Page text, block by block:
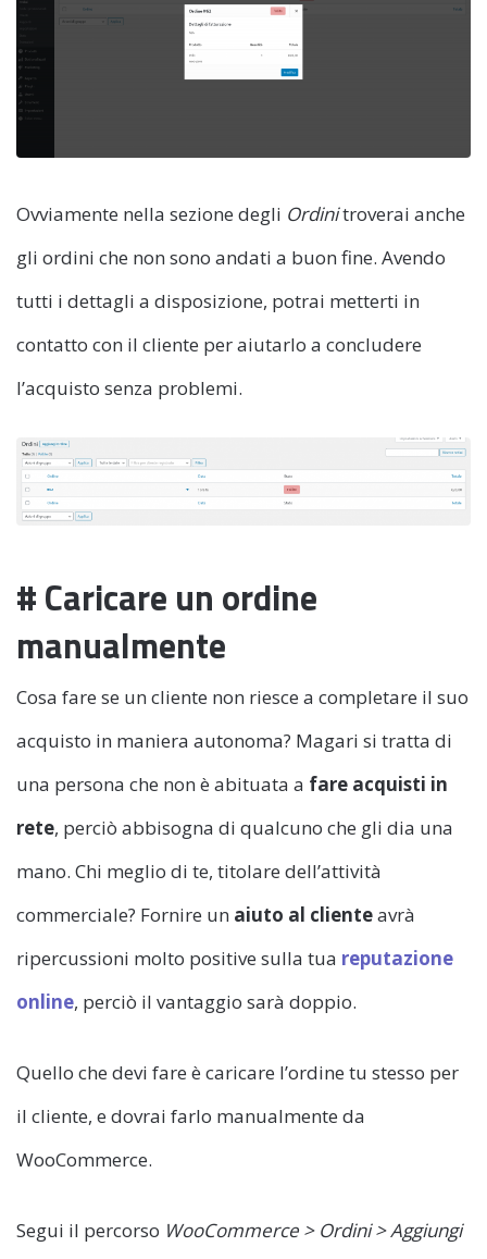
Ovviamente nella sezione degli Ordinitroverai anche
gli ordini che non sono andati a buon fine. Avendo
tutti i dettagli a disposizione, potrai metterti in
contatto con il cliente per aiutarlo a concludere
l’acquisto senza problemi.
# Caricare un ordine
manualmente
Cosa fare se un cliente non riesce a completare il suo
acquisto in maniera autonoma? Magari si tratta di
una persona che non è abituata a fare acquisti in
rete, perciò abbisogna di qualcuno che gli dia una
mano. Chi meglio di te, titolare dell’attività
commerciale? Fornire un aiuto al clienteavrà
ripercussioni molto positive sulla tua reputazione
online, perciò il vantaggio sarà doppio.
Quello che devi fare è caricare l’ordine tu stesso per
il cliente, e dovrai farlo manualmente da
WooCommerce.
Segui il percorso WooCommerce > Ordini > Aggiungi